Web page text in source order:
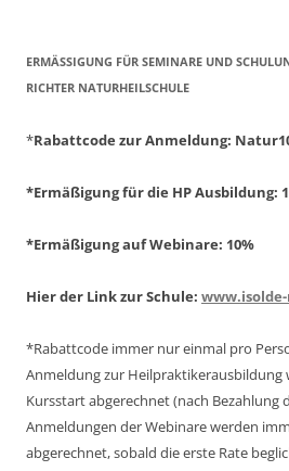
ERMÄSSIGUNG FÜR SEMINARE UND
ICHTER NATURHEILSCHULE
*Rabattcode zur Anmeldung:
*Ermäßigung für die HP Ausbildung:
*Ermäßigung auf Webinare: 10%
Hier der Link zur Schule:
*Rabattcode immer nur einmal pro
Anmeldung zur Heilpraktikerausbildung
Kursstart abgerechnet(nach Bezahlung
Anmeldungen der Webinare werden
abgerechnet,sobald die erste Rate